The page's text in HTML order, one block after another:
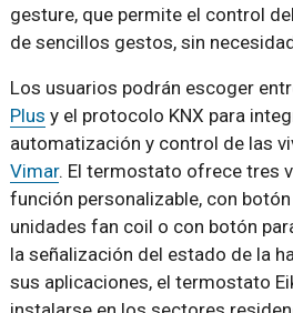
gesture, que permite el control
de sencillos gestos, sin
Los usuarios podrán escoger
Plus y el protocolo KNX para
automatización y control de las
Vimar. El termostato ofrece tres
función personalizable, con
unidades fan coil o con botón
la señalización del estado de la
sus aplicaciones, el termostato